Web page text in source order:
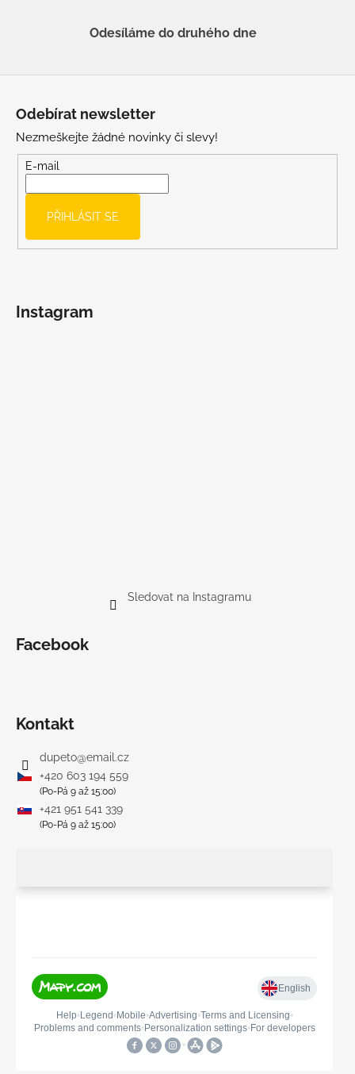
Odesíláme do druhého dne
Odebírat newsletter
Nezmeškejte žádné novinky či slevy!
E-mail
PŘIHLÁSIT SE
Instagram
Sledovat na Instagramu
Facebook
Kontakt
dupeto@email.cz
+420 603 194 559
(Po-Pá 9 až 15:00)
+421 951 541 339
(Po-Pá 9 až 15:00)